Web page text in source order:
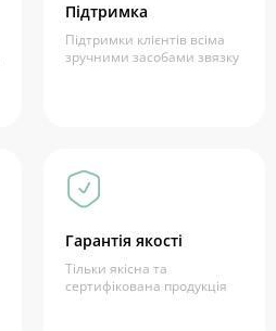
Підтримка
Підтримки клієнтів всіма
зручними засобами звязку
Гарантія якості
Тільки якісна та
сертифікована продукція